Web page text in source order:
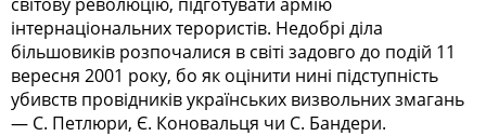
інтернаціональних терористів. Недобрі діла
більшовиків розпочалися в світі задовго до подій 11
вересня 2001 року, бо як оцінити нині підступність
убивств провідників українських визвольних змагань
— С. Петлюри, Є. Коновальця чи С. Бандери.